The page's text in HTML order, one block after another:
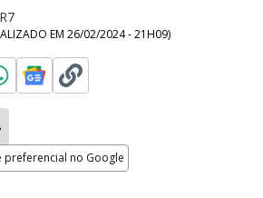
EM 26/02/2024 - 21H09)
no Google